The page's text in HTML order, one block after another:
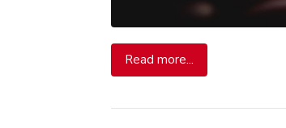
Read more...